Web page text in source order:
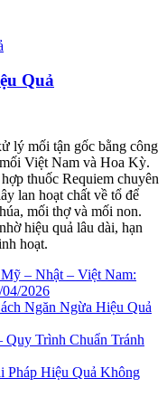
Quả
lý mối tận gốc bằng công
Việt Nam và Hoa Kỳ.
thuốc Requiem chuyên
lan hoạt chất về tổ để
mối thợ và mối non.
hiệu quả lâu dài, hạn
hoạt.
– Nhật – Việt Nam:
04/2026
Ngăn Ngừa Hiệu Quả
Trình Chuẩn Tránh
Hiệu Quả Không